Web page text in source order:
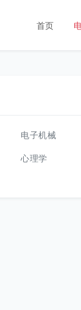
首页
电子机械
心理学